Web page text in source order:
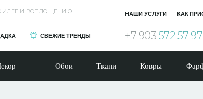
ИДЕЕ И ВОПЛОЩЕНИЮ
СВЕЖИЕ ТРЕНДЫ +7 903 572 57 97
НАШИ УСЛУГИ КАК
Обои Ткани Ковры